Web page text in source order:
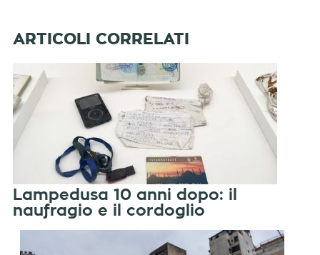
Lampedusa 10 anni dopo: il
naufragio e il cordoglio